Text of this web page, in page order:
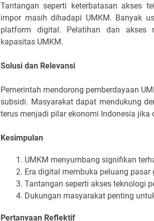
Tantangan seperti keterbatasan akses
impor masih dihadapi UMKM. Banyak
platform digital. Pelatihan dan akses
kapasitas UMKM.
Solusi dan Relevansi
Pemerintah mendorong pemberdayaan
subsidi. Masyarakat dapat mendukung
terus menjadi pilar ekonomi Indonesia
Kesimpulan
UMKM menyumbang signifikan
Era digital membuka peluang pasar
Tantangan seperti akses teknologi
Dukungan masyarakat penting
Pertanyaan Reflektif